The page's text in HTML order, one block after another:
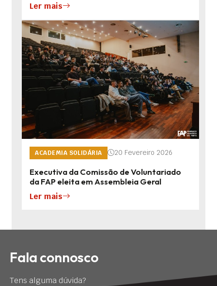
Ler mais
ACADEMIA SOLIDÁRIA 20 Fevereiro 2026
Executiva da Comissão de Voluntariado
da FAP eleita em Assembleia Geral
Ler mais
Fala connosco
Tens alguma dúvida?